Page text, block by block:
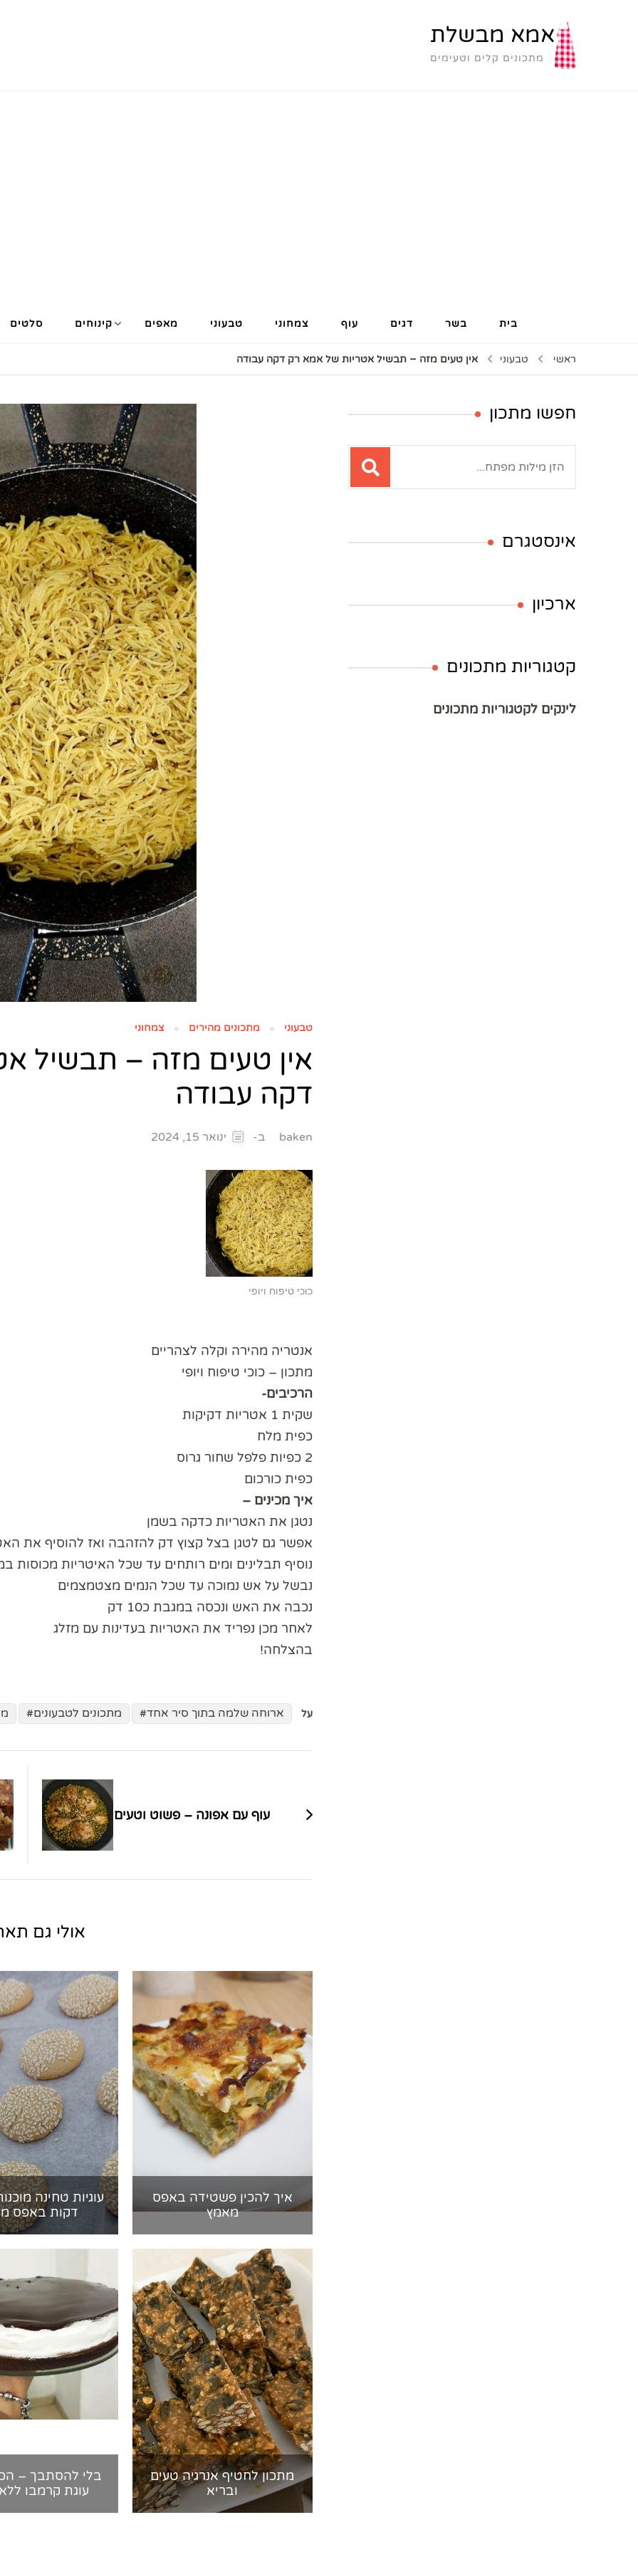
אמא מבשלת
מתכונים קלים וטעימים
בית בשר דגים עוף צמחוני טבעוני מאפים קינוחים סלטים
ראשי טבעוני אין טעים מזה – תבשיל אטריות של אמא רק דקה עבודה
טבעוני מתכונים מהירים צמחוני
אין טעים מזה – תבשיל
דקה עבודה
baken ב- ינואר 15, 2024
כוכי טיפוח ויופי
אנטריה מהירה וקלה לצהריים
מתכון – כוכי טיפוח ויופי
הרכיבים-
שקית 1 אטריות דקיקות
כפית מלח
2 כפיות פלפל שחור גרוס
כפית כורכום
איך מכינים –
נטגן את האטריות כדקה בשמן
אפשר גם לטגן בצל קצוץ דק להזהבה ואז להוסיף את
נוסיף תבלינים ומים רותחים עד שכל האיטריות מכוסות
נבשל על אש נמוכה עד שכל הנמים מצטמצמים
נכבה את האש ונכסה במגבת כ10 דק
לאחר מכן נפריד את האטריות בעדינות עם מזלג
בהצלחה!
על ארוחה שלמה בתוך סיר אחד מתכונים לטבעונים
עוף עם אפונה – פשוט וטעים
אולי גם
איך להכין פשטידה באפס
מאמץ
דקות באפס
מתכון לחטיף אנרגיה טעים
ובריא
בלי להסתבך –
עוגת קרמבו
חפשו מתכון
אינסטגרם
ארכיון
קטגוריות מתכונים
לינקים לקטגוריות מתכונים